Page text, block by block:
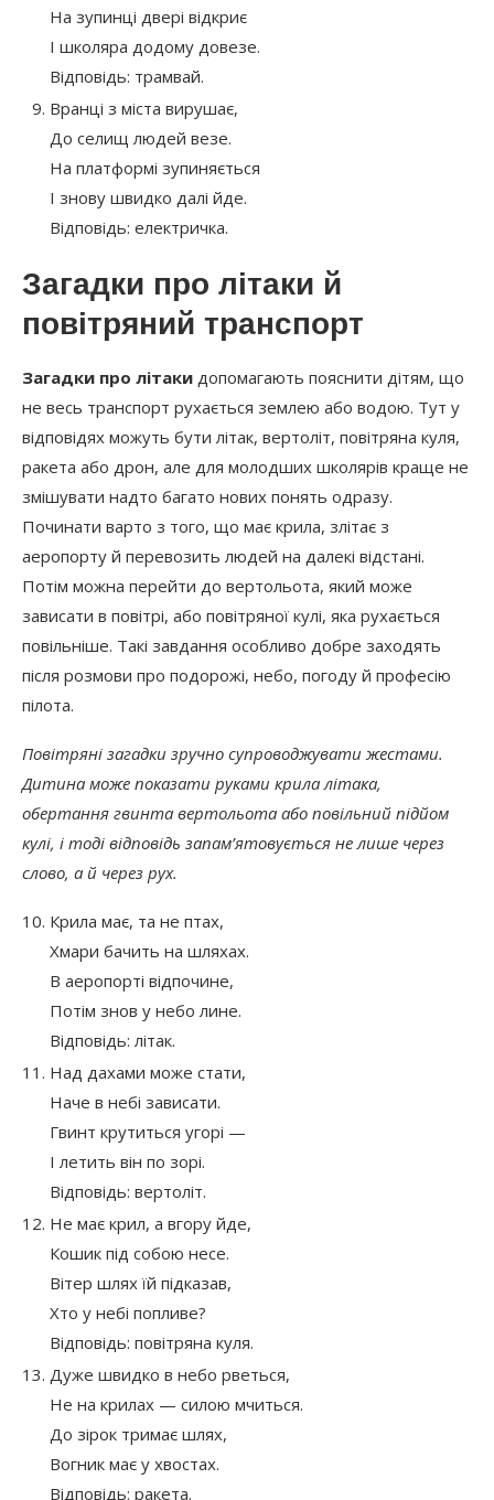
На зупинці двері відкриє
І школяра додому довезе.
Відповідь: трамвай.
Вранці з міста вирушає,
До селищ людей везе.
На платформі зупиняється
І знову швидко далі йде.
Відповідь: електричка.
Загадки про літаки й
повітряний транспорт
Загадки про літаки допомагають пояснити дітям, що
не весь транспорт рухається землею або водою. Тут у
відповідях можуть бути літак, вертоліт, повітряна куля,
ракета або дрон, але для молодших школярів краще не
змішувати надто багато нових понять одразу.
Починати варто з того, що має крила, злітає з
аеропорту й перевозить людей на далекі відстані.
Потім можна перейти до вертольота, який може
зависати в повітрі, або повітряної кулі, яка рухається
повільніше. Такі завдання особливо добре заходять
після розмови про подорожі, небо, погоду й професію
пілота.
Повітряні загадки зручно супроводжувати жестами.
Дитина може показати руками крила літака,
обертання гвинта вертольота або повільний підйом
кулі, і тоді відповідь запам’ятовується не лише через
слово, а й через рух.
Крила має, та не птах,
Хмари бачить на шляхах.
В аеропорті відпочине,
Потім знов у небо лине.
Відповідь: літак.
Над дахами може стати,
Наче в небі зависати.
Гвинт крутиться угорі —
І летить він по зорі.
Відповідь: вертоліт.
Не має крил, а вгору йде,
Кошик під собою несе.
Вітер шлях їй підказав,
Хто у небі попливе?
Відповідь: повітряна куля.
Дуже швидко в небо рветься,
Не на крилах — силою мчиться.
До зірок тримає шлях,
Вогник має у хвостах.
Відповідь: ракета.